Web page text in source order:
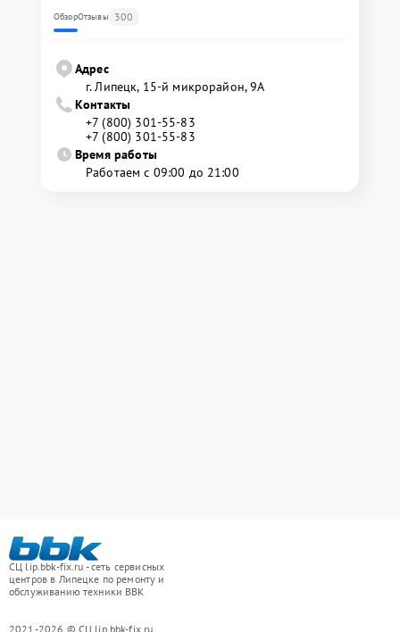
ОбзорОтзывы 300
Адрес
г. Липецк, 15-й микрорайон, 9А
Контакты
+7 (800) 301-55-83
+7 (800) 301-55-83
Время работы
Работаем с 09:00 до 21:00
СЦ lip.bbk-fix.ru - сеть сервисных
центров в Липецке по ремонту и
обслуживанию техники BBK
2021-2026 © СЦ lip.bbk-fix.ru